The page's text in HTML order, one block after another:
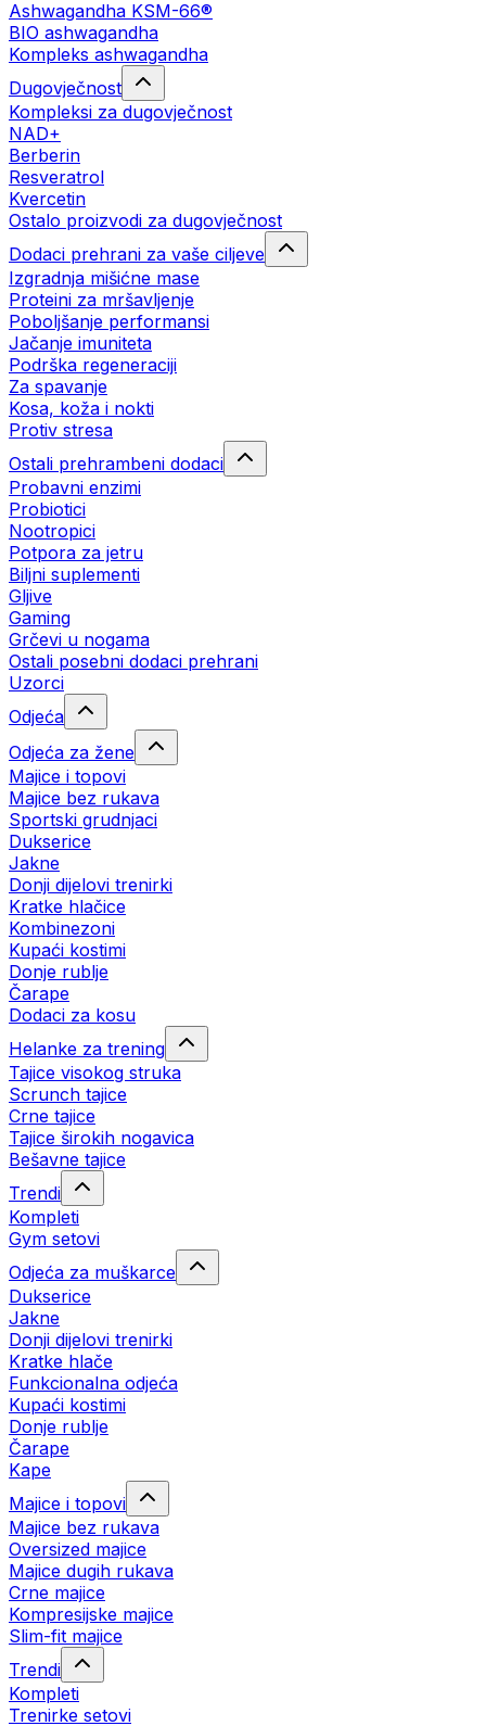
Ashwagandha KSM-66®
BIO ashwagandha
Kompleks ashwagandha
Dugovječnost
Kompleksi za dugovječnost
NAD+
Berberin
Resveratrol
Kvercetin
Ostalo proizvodi za dugovječnost
Dodaci prehrani za vaše ciljeve
Izgradnja mišićne mase
Proteini za mršavljenje
Poboljšanje performansi
Jačanje imuniteta
Podrška regeneraciji
Za spavanje
Kosa, koža i nokti
Protiv stresa
Ostali prehrambeni dodaci
Probavni enzimi
Probiotici
Nootropici
Potpora za jetru
Biljni suplementi
Gljive
Gaming
Grčevi u nogama
Ostali posebni dodaci prehrani
Uzorci
Odjeća
Odjeća za žene
Majice i topovi
Majice bez rukava
Sportski grudnjaci
Dukserice
Jakne
Donji dijelovi trenirki
Kratke hlačice
Kombinezoni
Kupaći kostimi
Donje rublje
Čarape
Dodaci za kosu
Helanke za trening
Tajice visokog struka
Scrunch tajice
Crne tajice
Tajice širokih nogavica
Bešavne tajice
Trendi
Kompleti
Gym setovi
Odjeća za muškarce
Dukserice
Jakne
Donji dijelovi trenirki
Kratke hlače
Funkcionalna odjeća
Kupaći kostimi
Donje rublje
Čarape
Kape
Majice i topovi
Majice bez rukava
Oversized majice
Majice dugih rukava
Crne majice
Kompresijske majice
Slim-fit majice
Trendi
Kompleti
Trenirke setovi